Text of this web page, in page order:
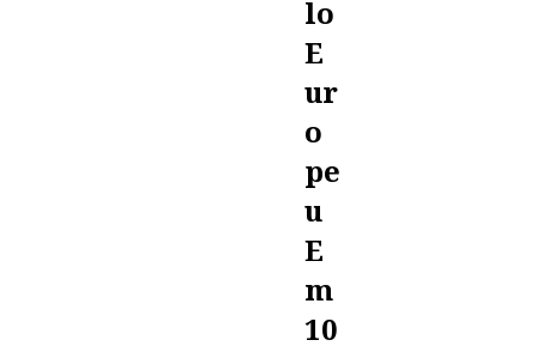
Lo
E
Ur
O
Pe
U
E
M
10